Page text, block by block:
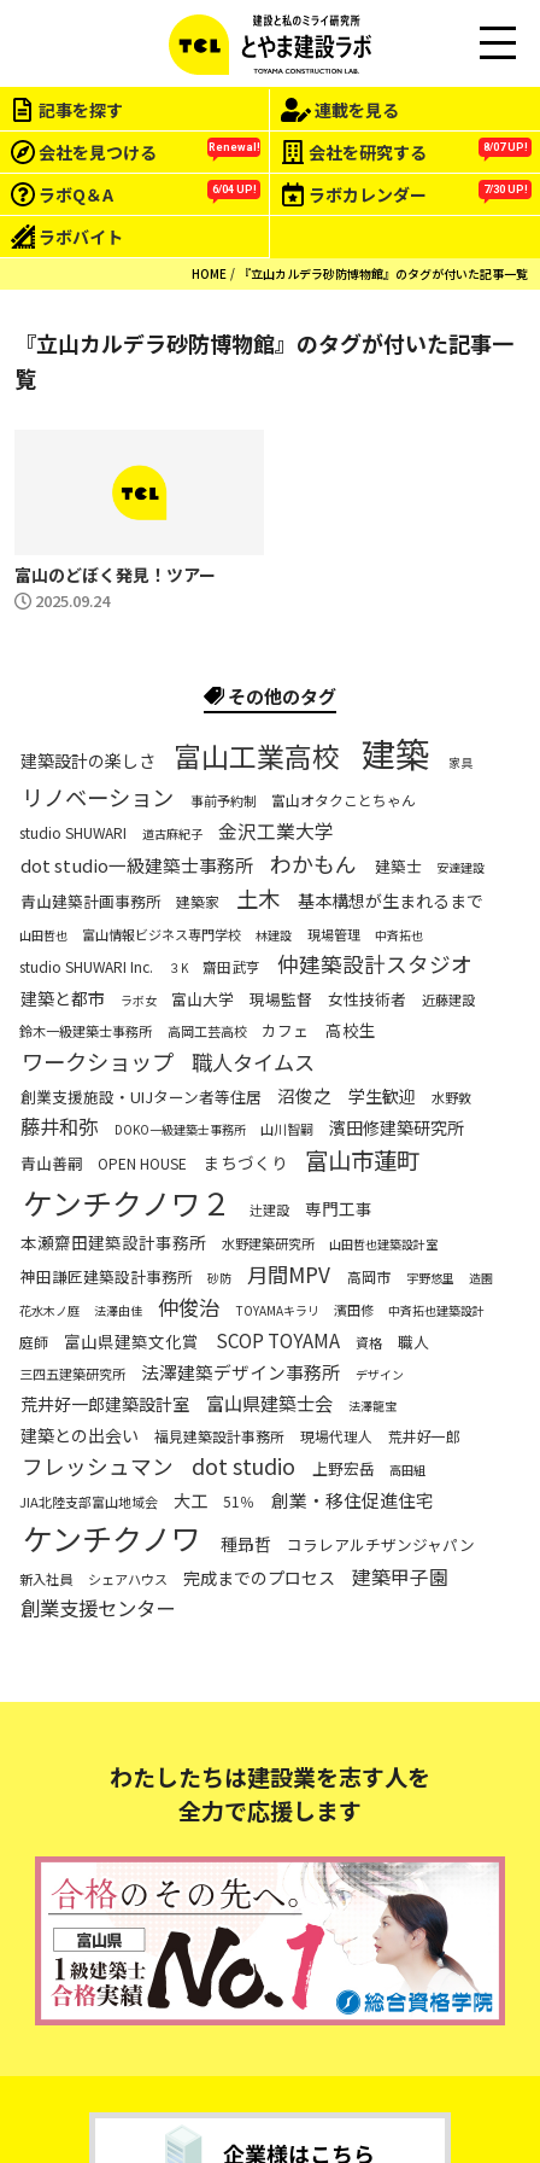
EN
記事を探す
連載を見る
会社を見つける
Renewal! 会社を研究する 8/07 UP!
ラボQ＆A 6/04 UP! ラボカレンダー 7/30 UP!
ラボバイト
HOME 『立山カルデラ砂防博物館』のタグが付いた記事一覧
『立山カルデラ砂防博物館』のタグが付いた記事一
覧
富山のどぼく発見！ツアー
2025.09.24
その他のタグ
建築設計の楽しさ 富山工業高校 建築 家具
リノベーション 事前予約制
富山オタクことちゃん
studio SHUWARI
道古麻紀子 金沢工業大学
dot studio一級建築士事務所 わかもん 建築士 安達建設
青山建築計画事務所 建築家 土木 基本構想が生まれるまで
山田哲也 富山情報ビジネス専門学校 林建設 現場管理 中斉拓也
studio SHUWARI Inc. ３K 齋田武亨 仲建築設計スタジオ
建築と都市 ラボ女 富山大学 現場監督 女性技術者
近藤建設
鈴木一級建築士事務所
高岡工芸高校 カフェ 高校生
ワークショップ 職人タイムス
創業支援施設・UIJターン者等住居 沼俊之 学生歓迎 水野敦
藤井和弥 DOKO一級建築士事務所 山川智嗣 濱田修建築研究所
青山善嗣 OPEN HOUSE まちづくり 富山市蓮町
ケンチクノワ２ 辻建設
専門工事
本瀬齋田建築設計事務所
水野建築研究所 山田哲也建築設計室
神田謙匠建築設計事務所 砂防 月間MPV 高岡市 宇野悠里
造園
花水木ノ庭
法澤由佳 仲俊治 TOYAMAキラリ 濱田修 中斉拓也建築設計
庭師 富山県建築文化賞 SCOP TOYAMA 資格 職人
三四五建築研究所 法澤建築デザイン事務所 デザイン
荒井好一郎建築設計室 富山県建築士会 法澤龍宝
建築との出会い 福見建築設計事務所 現場代理人 荒井好一郎
フレッシュマン dot studio 上野宏岳 高田組
JIA北陸支部富山地域会 大工 51％ 創業・移住促進住宅
ケンチクノワ 種昻哲 コラレアルチザンジャパン
新入社員 シェアハウス 完成までのプロセス 建築甲子園
創業支援センター
わたしたちは建設業を志す人を
全力で応援します